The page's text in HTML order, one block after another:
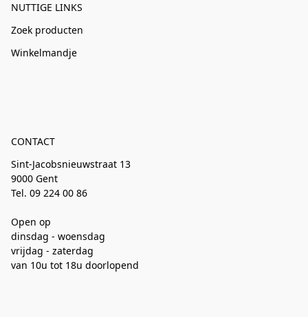
NUTTIGE LINKS
Zoek producten
Winkelmandje
CONTACT
Sint-Jacobsnieuwstraat 13
9000 Gent
Tel. 09 224 00 86
Open op
dinsdag - woensdag
vrijdag - zaterdag
van 10u tot 18u doorlopend